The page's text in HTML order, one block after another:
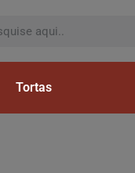
Tortas